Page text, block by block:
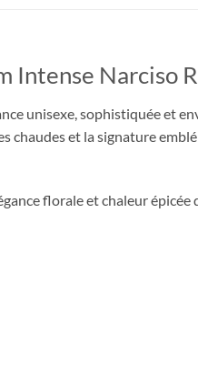
Intense Narciso
unisexe, sophistiquée et
chaudes et la signature
florale et chaleur